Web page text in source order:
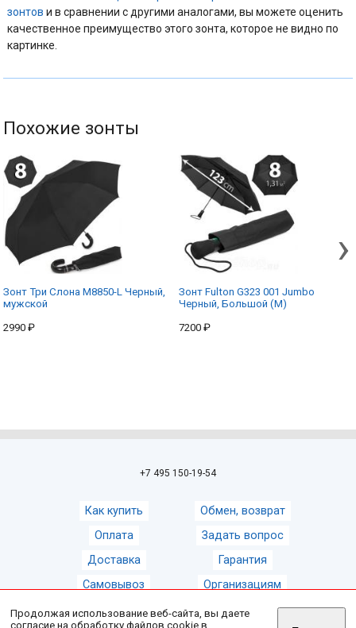
зонтов и в сравнении с другими аналогами, вы можете оценить
качественное преимущество этого зонта, которое не видно по
картинке.
Похожие зонты
Зонт Три Слона M8850-L Черный,
мужской
2990 ₽
Зонт Fulton G323 001 Jumbo
Черный, Большой (M)
7200 ₽
›
+7 495 150-19-54
Как купить
Оплата
Доставка
Самовывоз
Обмен, возврат
Задать вопрос
Гарантия
Организациям
Продолжая использование веб-сайта, вы даете
согласие на обработку файлов cookie в